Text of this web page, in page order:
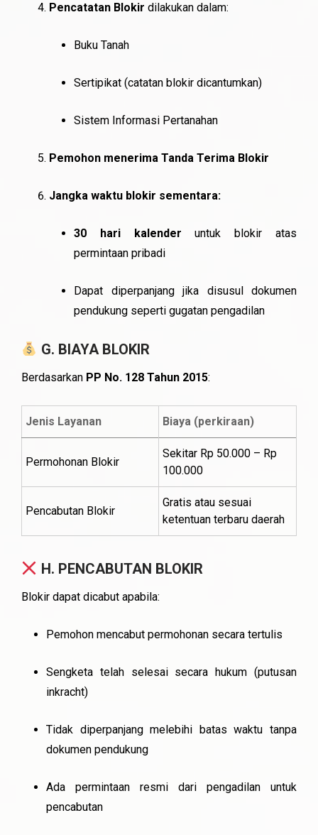
Pencatatan Blokir dilakukan dalam:
Buku Tanah
Sertipikat (catatan blokir dicantumkan)
Sistem Informasi Pertanahan
Pemohon menerima Tanda Terima Blokir
Jangka waktu blokir sementara:
30 hari kalender untuk blokir atas
permintaan pribadi
Dapat diperpanjang jika disusul dokumen
pendukung seperti gugatan pengadilan
G. BIAYA BLOKIR
Berdasarkan PP No. 128 Tahun 2015:
Jenis Layanan Biaya (perkiraan)
Permohonan Blokir
Sekitar Rp 50.000 – Rp
100.000
Pencabutan Blokir
Gratis atau sesuai
ketentuan terbaru daerah
H. PENCABUTAN BLOKIR
Blokir dapat dicabut apabila:
Pemohon mencabut permohonan secara tertulis
Sengketa telah selesai secara hukum (putusan
inkracht)
Tidak diperpanjang melebihi batas waktu tanpa
dokumen pendukung
Ada permintaan resmi dari pengadilan untuk
pencabutan